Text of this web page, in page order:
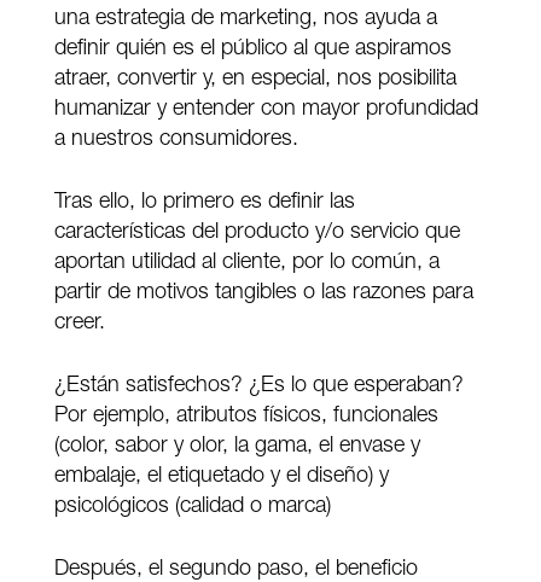
una estrategia de marketing, nos ayuda a
definir quién es el público al que aspiramos
atraer, convertir y, en especial, nos posibilita
humanizar y entender con mayor profundidad
a nuestros consumidores.
Tras ello, lo primero es definir las
características del producto y/o servicio que
aportan utilidad al cliente, por lo común, a
partir de motivos tangibles o las razones para
creer.
¿Están satisfechos? ¿Es lo que esperaban?
Por ejemplo, atributos físicos, funcionales
(color, sabor y olor, la gama, el envase y
embalaje, el etiquetado y el diseño) y
psicológicos (calidad o marca)
Después, el segundo paso, el beneficio